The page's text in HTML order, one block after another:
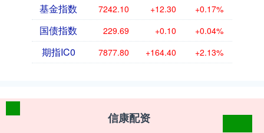
基金指数 7242.10 +12.30 +0.17%
国债指数 229.69 +0.10 +0.04%
期指IC0 7877.80 +164.40 +2.13%
信康配资